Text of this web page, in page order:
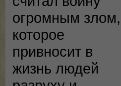
огромным злом,
которое
привносит в
жизнь людей